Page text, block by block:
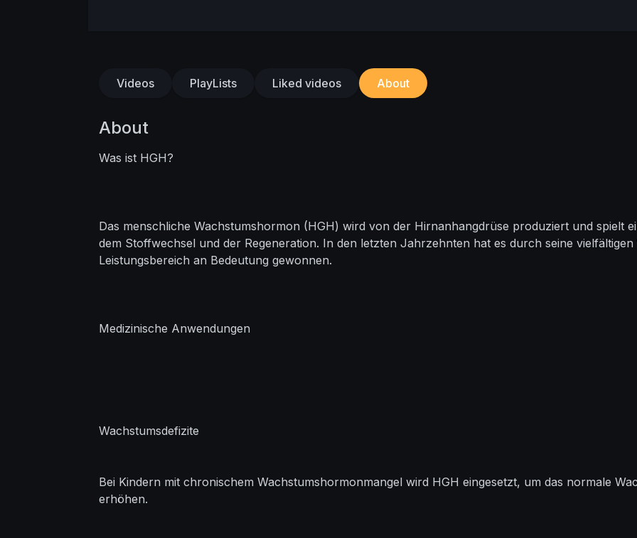
Videos PlayLists Liked videos About
About
Was ist HGH?
Das menschliche Wachstumshormon (HGH) wird von der Hirnanhangdrüse produziert und spielt
dem Stoffwechsel und der Regeneration. In den letzten Jahrzehnten hat es durch seine
Leistungsbereich an Bedeutung gewonnen.
Medizinische Anwendungen
Wachstumsdefizite
Bei Kindern mit chronischem Wachstumshormonmangel wird HGH eingesetzt, um das normale
erhöhen.